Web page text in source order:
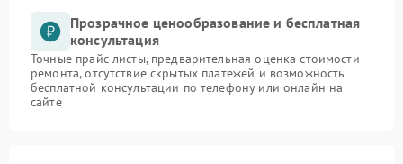
Прозрачное ценообразование и бесплатная
консультация
Точные прайс-листы, предварительная оценка стоимости
ремонта, отсутствие скрытых платежей и возможность
бесплатной консультации по телефону или онлайн на
сайте